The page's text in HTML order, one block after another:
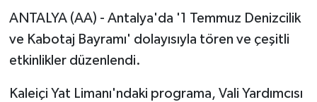
ANTALYA (AA) - Antalya'da '1 Temmuz Denizcilik
ve Kabotaj Bayramı' dolayısıyla tören ve çeşitli
etkinlikler düzenlendi.
Kaleiçi Yat Limanı'ndaki programa, Vali Yardımcısı